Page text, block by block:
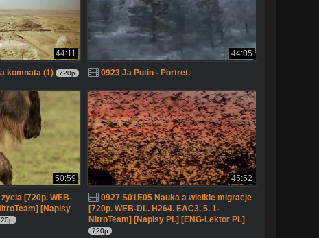
44:11
komnata (1)
720p
44:05
0923 Ja Putin - Portret.
50:59
[720p. WEB-
[Napisy
45:52
0927 S01E05 Nauka a wielkie migracje
[720p. WEB-DL. H264. EAC3. 5. 1-
NitroTeam] [Napisy PL] [ENG-Lektor PL]
720p